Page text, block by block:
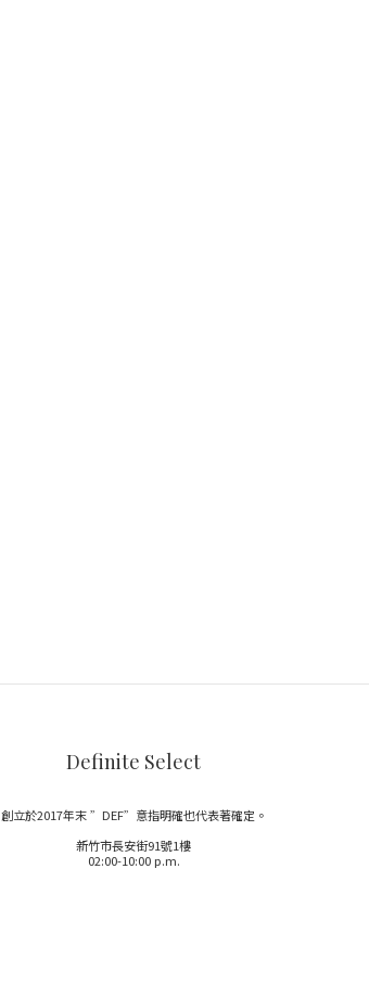
Definite Select
創立於2017年末 ”DEF”意指明確也代表著確定。
新竹市長安街91號1樓
02:00-10:00 p.m.